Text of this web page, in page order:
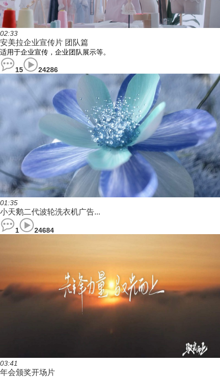
02:33
安美拉企业宣传片 团队篇
适用于企业宣传，企业团队展示等。
15 24286
01:35
小天鹅二代波轮洗衣机广告...
1 24684
03:41
年会颁奖开场片